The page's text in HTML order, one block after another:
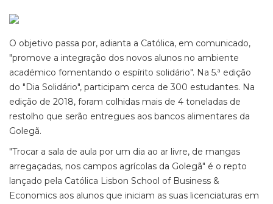
O objetivo passa por, adianta a Católica, em comunicado,
"promove a integração dos novos alunos no ambiente
académico fomentando o espírito solidário". Na 5.ª edição
do "Dia Solidário", participam cerca de 300 estudantes. Na
edição de 2018, foram colhidas mais de 4 toneladas de
restolho que serão entregues aos bancos alimentares da
Golegã.
"Trocar a sala de aula por um dia ao ar livre, de mangas
arregaçadas, nos campos agrícolas da Golegã" é o repto
lançado pela Católica Lisbon School of Business &
Economics aos alunos que iniciam as suas licenciaturas em